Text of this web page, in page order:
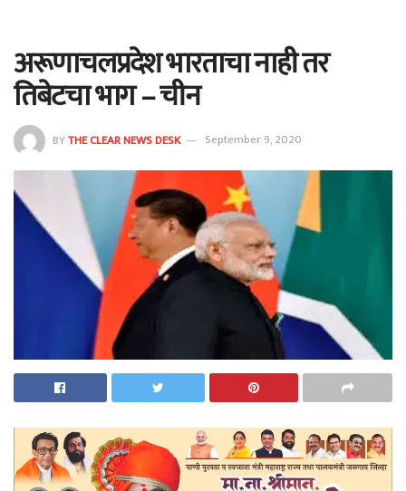
अरूणाचलप्रदेश भारताचा नाही तर
तिबेटचा भाग – चीन
BYTHE CLEAR NEWS DESK September 9, 2020